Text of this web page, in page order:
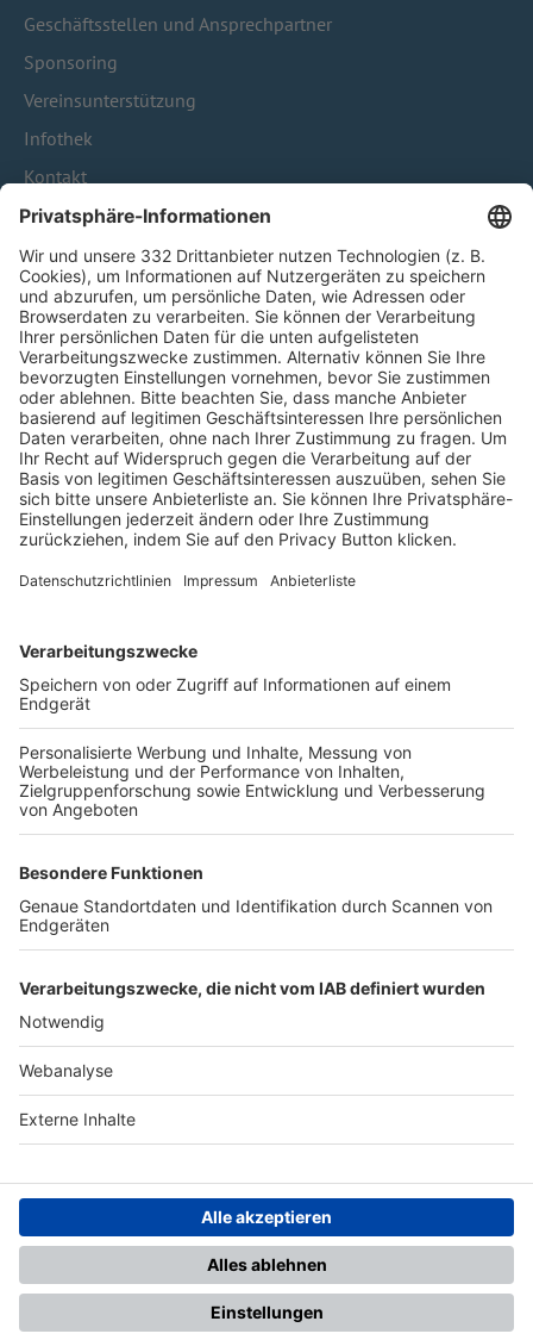
Geschäftsstellen und Ansprechpartner
Sponsoring
Vereinsunterstützung
Infothek
Kontakt
HÄUFIG BESUCHTE SEITEN
Pässe und Vereinswechsel
Trainerausbildung
Schulungsangebot Vereinsmitarbeiter
BFV-Geschäftsstellen
Trainerbörse
Login SpielPlus
FOLGE DEM BFV
TOP-VEREINE
TOP-PARTNER
Nutzungsbedingungen Datenschutz Impressum